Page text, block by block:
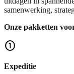
samenwerking,
Onze pakketten
counter_1
Expeditie